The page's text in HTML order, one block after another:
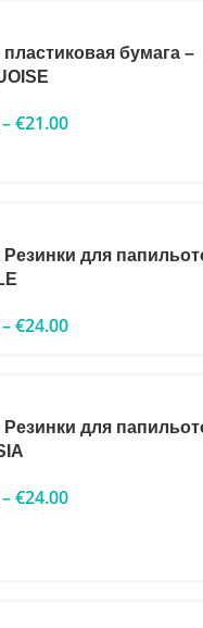
пластиковая бумага –
–€21.00
Резинки для
–€24.00
Резинки для
–€24.00